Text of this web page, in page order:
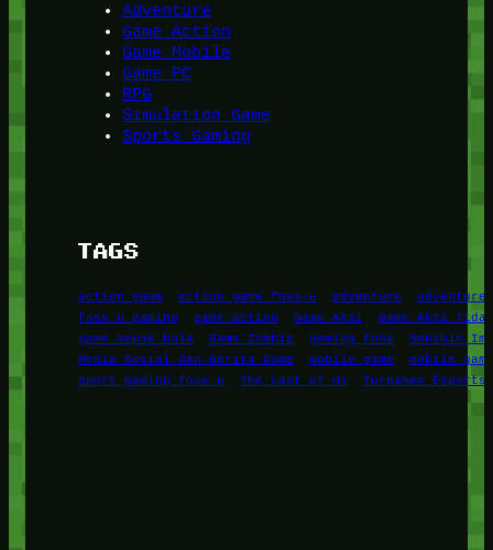
Adventure
Game Action
Game Mobile
Game PC
RPG
Simulation Game
Sports Gaming
TAGS
action game action game foox-u adventure
adventure
foox u gaming
game action Game Aksi
Game Aksi Tidak
game sepak bola
Game Zombie gaming foox
Genshin
Media Sosial dan Berita Game
mobile game
mobile
sport gaming foox u
The Last of Us Turnamen Esports